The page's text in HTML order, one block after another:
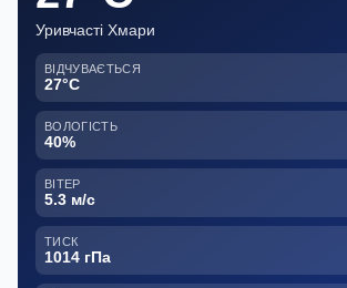
Уривчасті Хмари
ВІДЧУВАЄТЬСЯ
27°C
ВОЛОГІСТЬ
40%
ВІТЕР
5.3 м/с
ТИСК
1014 гПа